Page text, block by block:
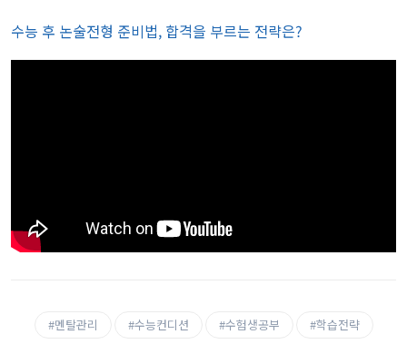
수능 후 논술전형 준비법, 합격을 부르는 전략은?
#멘탈관리 #수능컨디션 #수험생공부 #학습전략